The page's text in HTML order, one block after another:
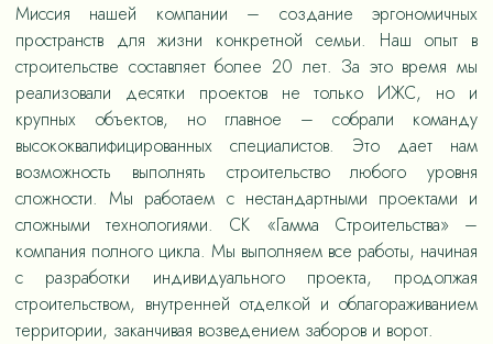
Миссия нашей компании – создание эргономичных
пространств для жизни конкретной семьи. Наш опыт в
строительстве составляет более 20 лет. За это время мы
реализовали десятки проектов не только ИЖС, но и
крупных объектов, но главное – собрали команду
высококвалифицированных специалистов. Это дает нам
возможность выполнять строительство любого уровня
сложности. Мы работаем с нестандартными проектами и
сложными технологиями. СК «Гамма Строительства» –
компания полного цикла. Мы выполняем все работы, начиная
с разработки индивидуального проекта, продолжая
строительством, внутренней отделкой и облагораживанием
территории, заканчивая возведением заборов и ворот.